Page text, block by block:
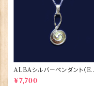
ALBAシルバーペンダント（
00）エナメル ORTAK 70145
¥7,700